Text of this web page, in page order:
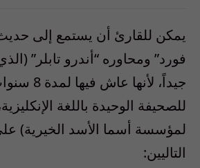
يمكن للقارئ أن يستمع إلى
فورد” ومحاوره “أندرو تابلر”
جيداً، لأنها
للصحيفة الوحيدة باللغة
لمؤسسة أسما الأسد الخيرية)
التاليين: